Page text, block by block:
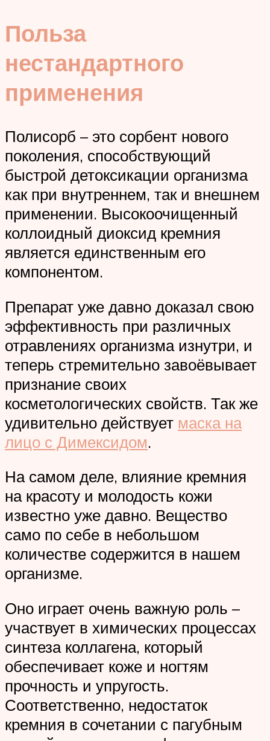
Польза
нестандартного
применения
Полисорб – это сорбент нового
поколения, способствующий
быстрой детоксикации организма
как при внутреннем, так и внешнем
применении. Высокоочищенный
коллоидный диоксид кремния
является единственным его
компонентом.
Препарат уже давно доказал свою
эффективность при различных
отравлениях организма изнутри, и
теперь стремительно завоёвывает
признание своих
косметологических свойств. Так же
удивительно действует маска на
лицо с Димексидом.
На самом деле, влияние кремния
на красоту и молодость кожи
известно уже давно. Вещество
само по себе в небольшом
количестве содержится в нашем
организме.
Оно играет очень важную роль –
участвует в химических процессах
синтеза коллагена, который
обеспечивает коже и ногтям
прочность и упругость.
Соответственно, недостаток
кремния в сочетании с пагубным